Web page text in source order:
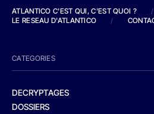
ATLANTICO C'EST QUI, C'EST QUOI ?
/
LE RESEAU D'ATLANTICO
/
CATEGORIES
DECRYPTAGES
DOSSIERS